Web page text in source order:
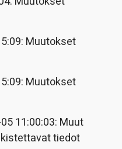
Muutokset
Muutokset
11:00:03: Muut
tiedot